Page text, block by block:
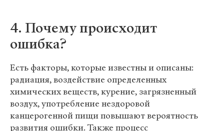
4. Почему происходит
ошибка?
Есть факторы, которые известны и описаны:
радиация, воздействие определенных
химических веществ, курение, загрязненный
воздух, употребление нездоровой
канцерогенной пищи повышают вероятность
развития ошибки. Также процесс